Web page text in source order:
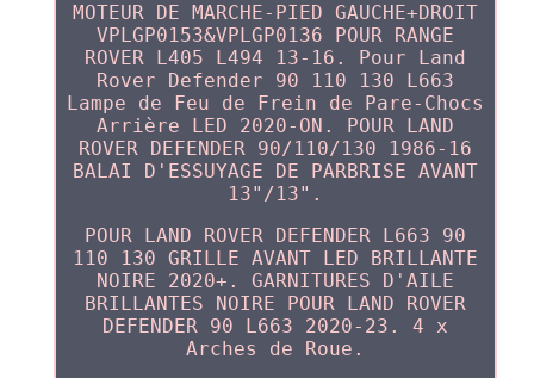
MOTEUR DE MARCHE-PIED GAUCHE+DROIT
VPLGP0153&VPLGP0136 POUR RANGE
ROVER L405 L494 13-16. Pour Land
Rover Defender 90 110 130 L663
Lampe de Feu de Frein de Pare-Chocs
Arrière LED 2020-ON. POUR LAND
ROVER DEFENDER 90/110/130 1986-16
BALAI D'ESSUYAGE DE PARBRISE AVANT
13"/13".
POUR LAND ROVER DEFENDER L663 90
110 130 GRILLE AVANT LED BRILLANTE
NOIRE 2020+. GARNITURES D'AILE
BRILLANTES NOIRE POUR LAND ROVER
DEFENDER 90 L663 2020-23. 4 x
Arches de Roue.